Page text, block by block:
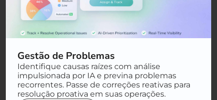
Gestão de Problemas
Identifique causas raízes com análise
impulsionada por IA e previna problemas
recorrentes. Passe de correções reativas para
resolução proativa em suas operações.